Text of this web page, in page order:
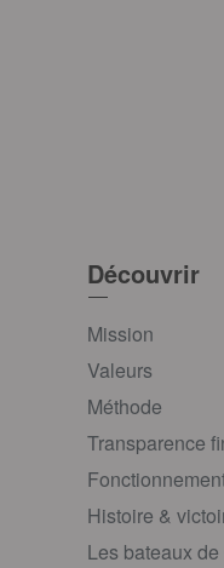
Découvrir
Mission
Valeurs
Méthode
Transparence
Histoire &
Les bateaux